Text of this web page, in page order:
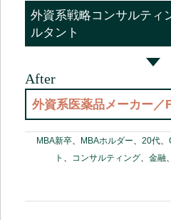
外資系戦略コンサルティ
ルタント
After
外資系医薬品メーカー／
MBA新卒、 MBAホルダー、 20代、
ト 、 コンサルティング、 金融、